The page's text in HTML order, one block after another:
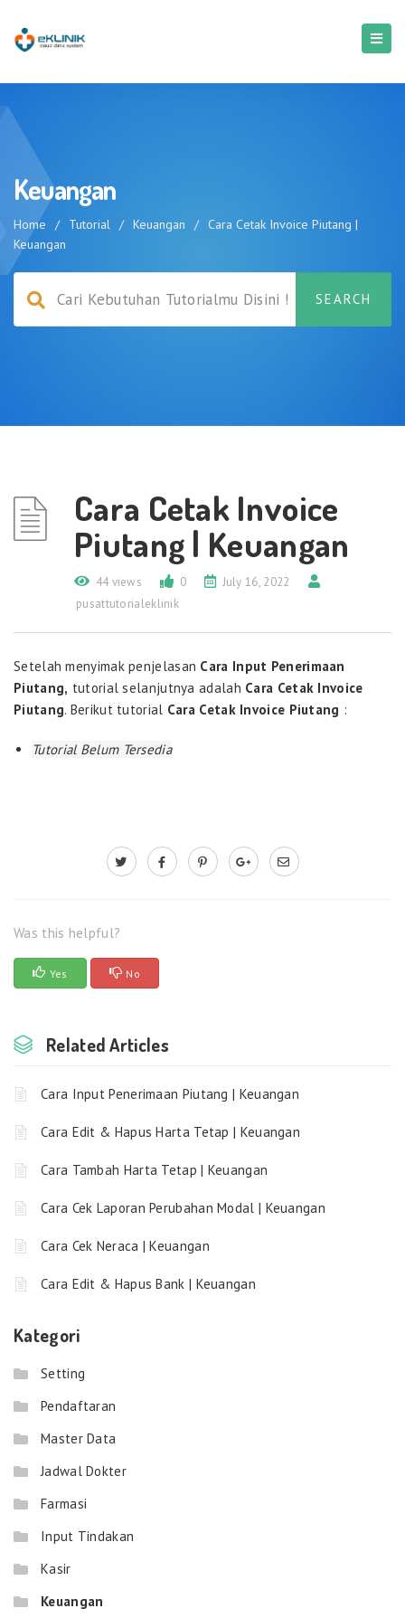
Keuangan
Home / Tutorial / Keuangan / Cara Cetak Invoice Piutang |
Keuangan
Cara Cetak Invoice
Piutang | Keuangan
44 views 0
July 16, 2022
pusattutorialeklinik
Setelah menyimak penjelasan Cara Input Penerimaan
Piutang, tutorial selanjutnya adalah Cara Cetak Invoice
Piutang. Berikut tutorial Cara Cetak Invoice Piutang :
Tutorial Belum Tersedia
Was this helpful?
Yes No
Related Articles
Cara Input Penerimaan Piutang | Keuangan
Cara Edit & Hapus Harta Tetap | Keuangan
Cara Tambah Harta Tetap | Keuangan
Cara Cek Laporan Perubahan Modal | Keuangan
Cara Cek Neraca | Keuangan
Cara Edit & Hapus Bank | Keuangan
Kategori
Setting
Pendaftaran
Master Data
Jadwal Dokter
Farmasi
Input Tindakan
Kasir
Keuangan